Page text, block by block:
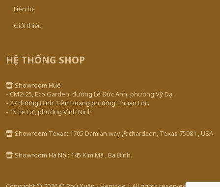
Liên hệ
Giới thiệu
HỆ THỐNG SHOP
Showroom Huế:
- CM2-25, Eco Garden, đường Lê Đức Anh, phường Vỹ Dạ.
- 27 đường Đinh Tiên Hoàng phường Thuận Lộc.
- 15 Lê Lợi, phường Vĩnh Ninh
Showroom Texas: 1705 Damian way ,Richardson, Texas 75081 , USA
Showroom Hà Nội: 145 Kim Mã , Ba Đình.